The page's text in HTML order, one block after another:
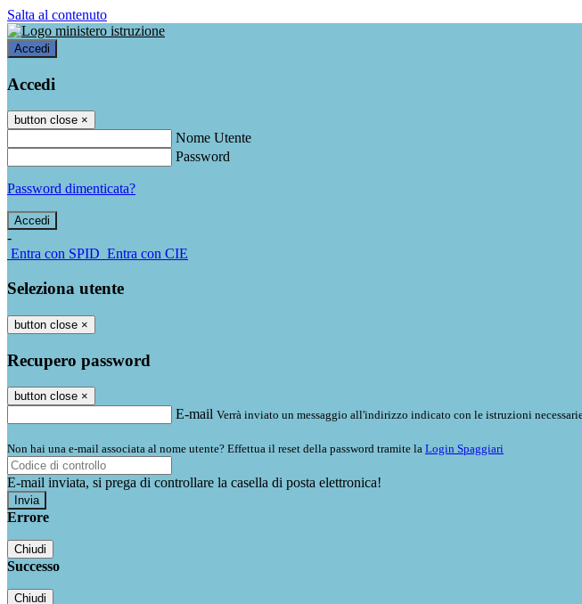
Salta al contenuto
Accedi
Accedi
button close ×
Nome Utente
Password
Password dimenticata?
-
Entra con SPID Entra con CIE
Seleziona utente
button close ×
Recupero password
button close ×
E-mail Verrà inviato un messaggio all'indirizzo indicato con le istruzioni
Non hai una e-mail associata al nome utente? Effettua il reset della password tramite la Login Spaggiari
E-mail inviata, si prega di controllare la casella di posta elettronica!
Errore
Chiudi
Successo
Chiudi